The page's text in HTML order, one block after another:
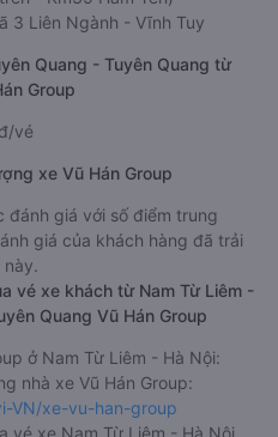
3 Liên Ngành - Vĩnh Tuy
Quang - Tuyên Quang từ
Group
vé
xe Vũ Hán Group
đánh giá với số điểm trung
giá của khách hàng đã trải
vé xe khách từ Nam Từ Liêm -
Quang Vũ Hán Group
ở Nam Từ Liêm - Hà Nội:
nhà xe Vũ Hán Group:
VN/xe-vu-han-group